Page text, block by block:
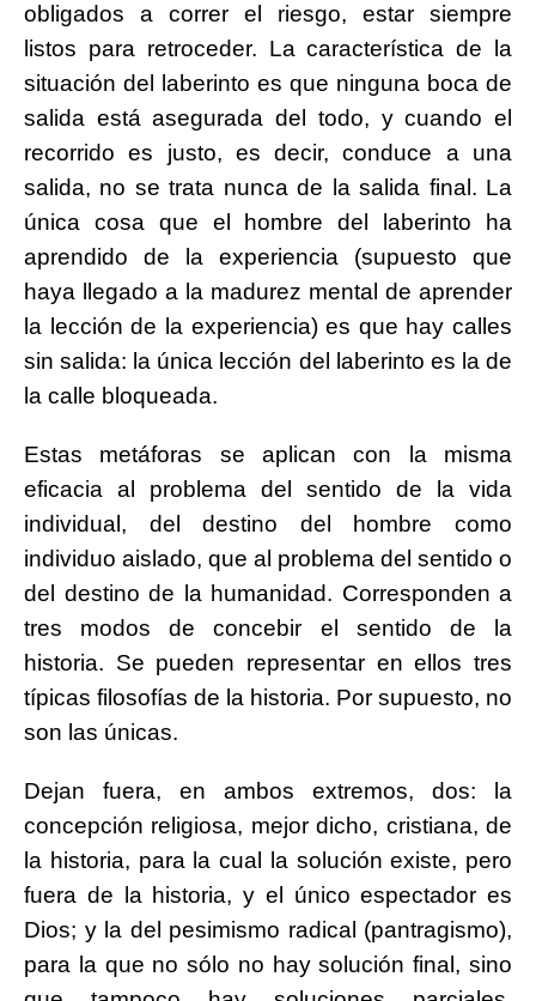
obligados a correr el riesgo, estar siempre
listos para retroceder. La característica de la
situación del laberinto es que ninguna boca de
salida está asegurada del todo, y cuando el
recorrido es justo, es decir, conduce a una
salida, no se trata nunca de la salida final. La
única cosa que el hombre del laberinto ha
aprendido de la experiencia (supuesto que
haya llegado a la madurez mental de aprender
la lección de la experiencia) es que hay calles
sin salida: la única lección del laberinto es la de
la calle bloqueada.
Estas metáforas se aplican con la misma
eficacia al problema del sentido de la vida
individual, del destino del hombre como
individuo aislado, que al problema del sentido o
del destino de la humanidad. Corresponden a
tres modos de concebir el sentido de la
historia. Se pueden representar en ellos tres
típicas filosofías de la historia. Por supuesto, no
son las únicas.
Dejan fuera, en ambos extremos, dos: la
concepción religiosa, mejor dicho, cristiana, de
la historia, para la cual la solución existe, pero
fuera de la historia, y el único espectador es
Dios; y la del pesimismo radical (pantragismo),
para la que no sólo no hay solución final, sino